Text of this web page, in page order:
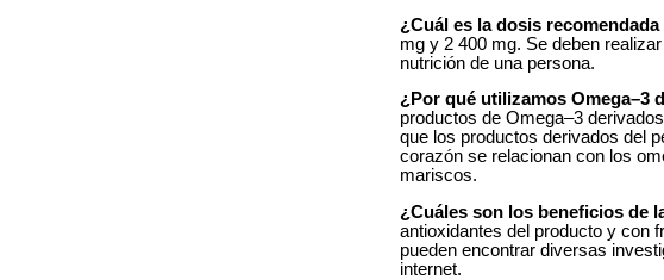
¿Cuál es la dosis recomendada
mg y 2 400 mg. Se deben
nutrición de una persona.
¿Por qué utilizamos Omega–3
productos de Omega–3
que los productos derivados del
corazón se relacionan con los
mariscos.
¿Cuáles son los beneficios de
antioxidantes del producto y con
pueden encontrar diversas
internet.